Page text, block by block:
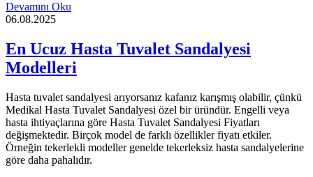
Devamını Oku
06.08.2025
En Ucuz Hasta Tuvalet Sandalyesi
Modelleri
Hasta tuvalet sandalyesi arıyorsanız kafanız karışmış olabilir, çünkü
Medikal Hasta Tuvalet Sandalyesi özel bir üründür. Engelli veya
hasta ihtiyaçlarına göre Hasta Tuvalet Sandalyesi Fiyatları
değişmektedir. Birçok model de farklı özellikler fiyatı etkiler.
Örneğin tekerlekli modeller genelde tekerleksiz hasta sandalyelerine
göre daha pahalıdır.